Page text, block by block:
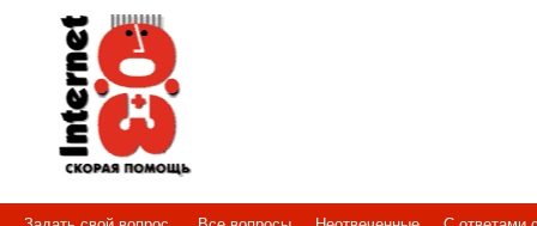
Internet
Скорая помощь